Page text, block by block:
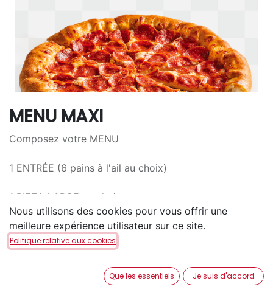
MENU MAXI
Composez votre MENU
1 ENTRÉE (6 pains à l'ail au choix)
1 PIZZA LARGE au choix
pâte PAN ou CHEEZY
1 BOISSON 1,5L au choix
Nous utilisons des cookies pour vous offrir une
meilleure expérience utilisateur sur ce site.
Politique relative aux cookies
Que les essentiels Je suis d'accord